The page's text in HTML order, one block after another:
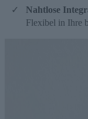
Nahtlose
Flexibel in Ihre